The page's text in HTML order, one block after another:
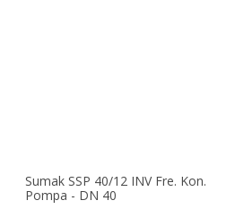
Sumak SSP 40/12 INV Fre. Kon.
Pompa - DN 40